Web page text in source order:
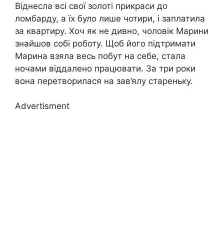
Віднесла всі свої золоті прикраси до
ломбарду, а їх було лише чотири, і заплатила
за квартиру. Хоч як не дивно, чоловік Марини
знайшов собі роботу. Щоб його підтримати
Марина взяла весь побут на себе, стала
ночами віддалено працювати. За три роки
вона перетворилася на зав’ялу стареньку.
Advertisment